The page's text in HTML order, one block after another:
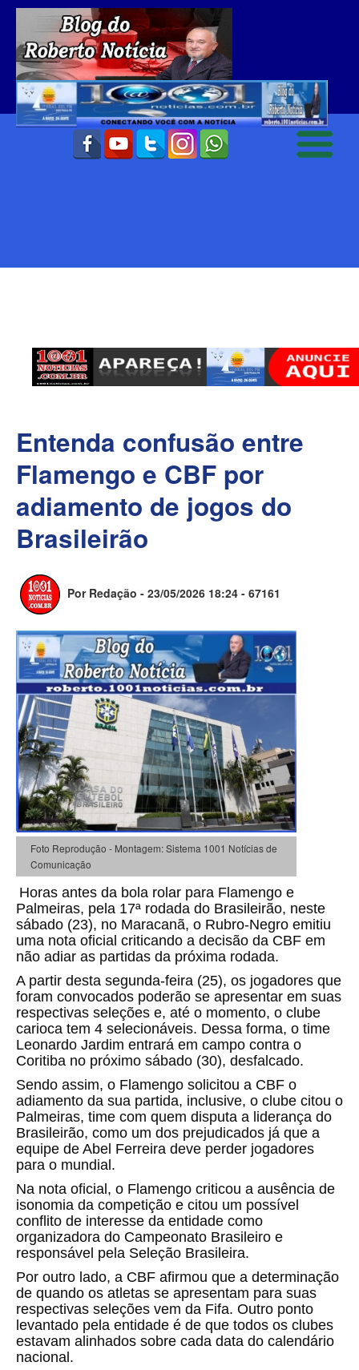
Entenda confusão entre
Flamengo e CBF por
adiamento de jogos do
Brasileirão
Por Redação - 23/05/2026 18:24 - 67161
Foto Reprodução - Montagem: Sistema 1001 Notícias de
Comunicação
Horas antes da bola rolar para Flamengo e
Palmeiras, pela 17ª rodada do Brasileirão, neste
sábado (23), no Maracanã, o Rubro-Negro emitiu
uma nota oficial criticando a decisão da CBF em
não adiar as partidas da próxima rodada.
A partir desta segunda-feira (25), os jogadores que
foram convocados poderão se apresentar em suas
respectivas seleções e, até o momento, o clube
carioca tem 4 selecionáveis. Dessa forma, o time
Leonardo Jardim entrará em campo contra o
Coritiba no próximo sábado (30), desfalcado.
Sendo assim, o Flamengo solicitou a CBF o
adiamento da sua partida, inclusive, o clube citou o
Palmeiras, time com quem disputa a liderança do
Brasileirão, como um dos prejudicados já que a
equipe de Abel Ferreira deve perder jogadores
para o mundial.
Na nota oficial, o Flamengo criticou a ausência de
isonomia da competição e citou um possível
conflito de interesse da entidade como
organizadora do Campeonato Brasileiro e
responsável pela Seleção Brasileira.
Por outro lado, a CBF afirmou que a determinação
de quando os atletas se apresentam para suas
respectivas seleções vem da Fifa. Outro ponto
levantado pela entidade é de que todos os clubes
estavam alinhados sobre cada data do calendário
nacional.